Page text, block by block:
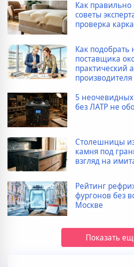
Как
советы
проверка
Как подобрать
поставщика
практический
производителя
5
без ЛАТР не
Столешницы
камня под
взгляд на
Рейтинг
фургонов без
Москве
Показать